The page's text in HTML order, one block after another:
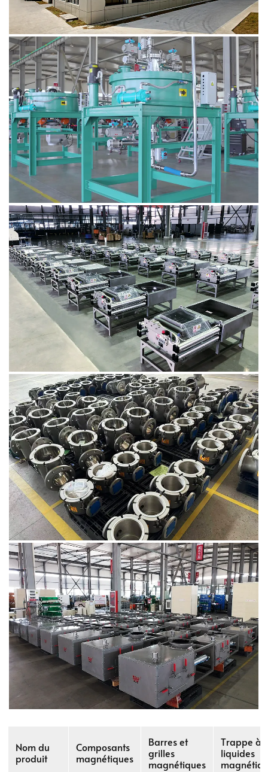
Nom du
produit
Composants
magnétiques
Barres et
grilles
magnétiques
Trappe à
liquides